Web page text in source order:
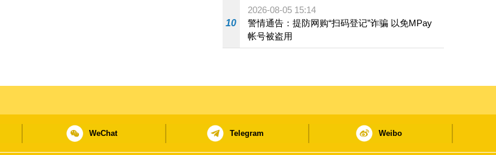
10
2026-08-05 15:14
警情通告：提防网购“扫码登记”诈骗 以免MPay
帐号被盗用
WeChat Telegram Weibo